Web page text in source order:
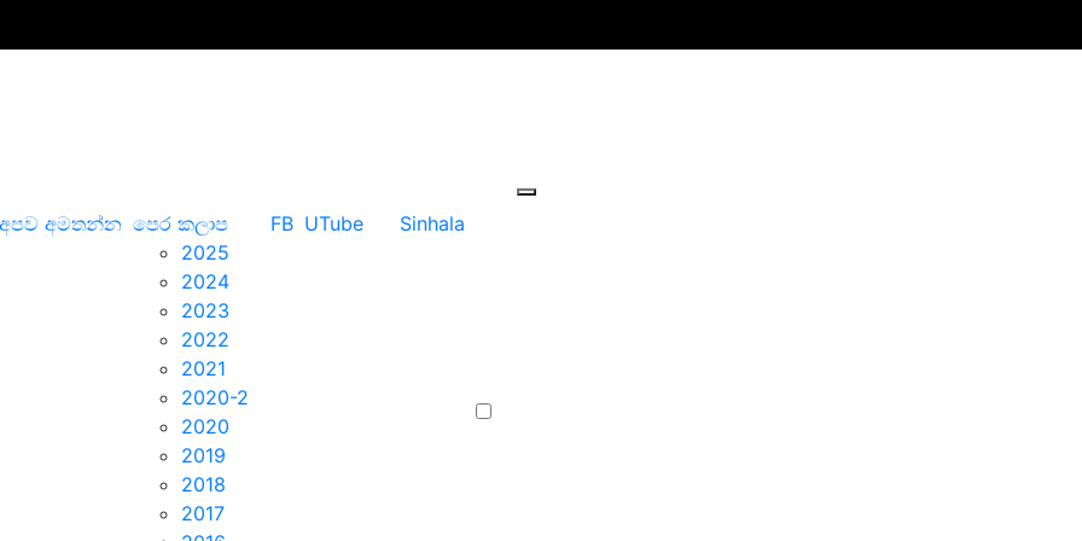
අපව අමතන්න පෙර කලාප
2025
2024
2023
2022
2021
2020-2
2020
2019
2018
2017
FB UTube Sinhala